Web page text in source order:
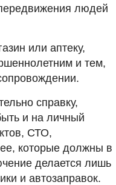
людей
или аптеку,
и тем,
справку,
и на личный
СТО,
которые должны в
делается лишь
и автозаправок.